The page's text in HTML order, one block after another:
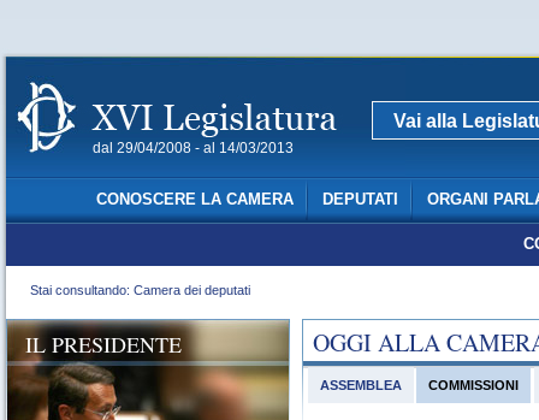
dal 29/04/2008 - al 14/03/2013
Vai alla
CONOSCERE LA CAMERA DEPUTATI ORGANI
Stai consultando: Camera dei deputati
OGGI ALLA
ASSEMBLEA COMMISSIONI
IL PRESIDENTE